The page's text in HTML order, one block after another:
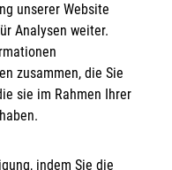
unserer Website
Analysen weiter.
zusammen, die Sie
sie im Rahmen Ihrer
indem Sie die